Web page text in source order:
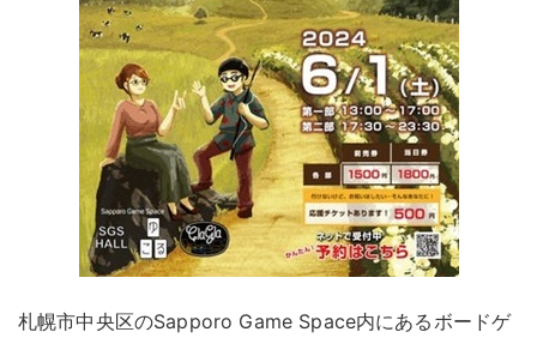
札幌市中央区のSapporo Game Space内にあるボードゲ